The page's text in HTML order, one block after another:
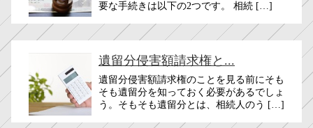
要な手続きは以下の2つです。 相続 […]
遺留分侵害額請求権と...
遺留分侵害額請求権のことを見る前にそも
そも遺留分を知っておく必要があるでしょ
う。そもそも遺留分とは、相続人のう […]